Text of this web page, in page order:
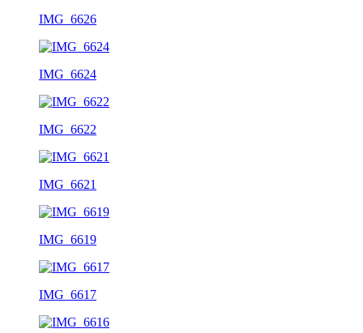
IMG_6626
IMG_6624
IMG_6622
IMG_6621
IMG_6619
IMG_6617